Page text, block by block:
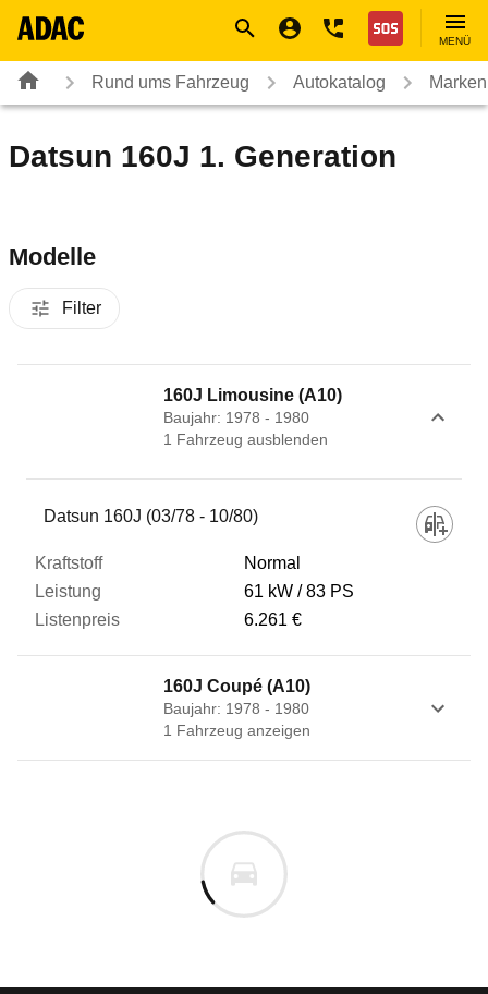
Nothilfe
MENÜ
Rund ums Fahrzeug Autokatalog
Datsun 160J 1. Generation
Modelle
Filter
160J Limousine (A10)
Baujahr: 1978 - 1980
1 Fahrzeug ausblenden
Fahrzeug
Kraftstoff
Leistung
Datsun 160J (03/78 - 10/80)
Normal
61 kW
83 PS
6.261 €
160J Coupé (A10)
Baujahr: 1978 - 1980
1 Fahrzeug anzeigen